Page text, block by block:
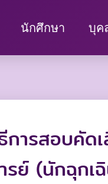
นักศึกษา บุค
ารสอบคัด
รย์ (นักฉุกเ